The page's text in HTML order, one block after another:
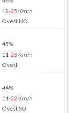
12-25 Km/h
Ovest NO
45%
11-23 Km/h
Ovest
44%
11-22 Km/h
Ovest SO